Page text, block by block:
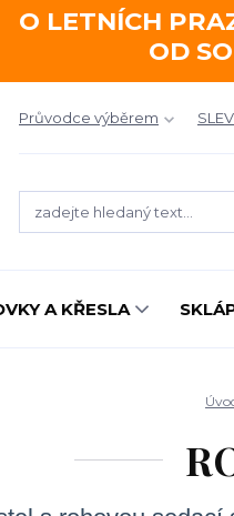
O LETNÍCH
OD
Průvodce výběrem
A KŘESLA